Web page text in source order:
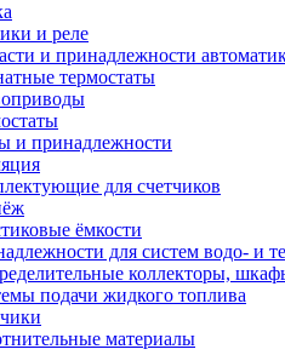
и реле
и принадлежности
термостаты
и принадлежности
для счетчиков
ёмкости
для систем водо- и
коллекторы,
подачи жидкого топлива
материалы